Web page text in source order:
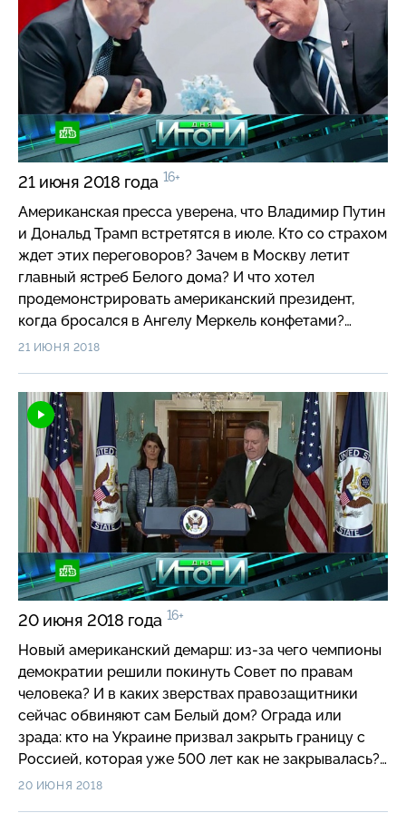
дня». Капитан Джек Воробей на мели. Джонни Депп
признался, что лишился своего состояния. Куда
можно было деть 650 миллионов долларов? И как
в этой истории замешана сестра Деппа и его
помощники? Новый старый президент: Реджеп
Тайип Эрдоган, несмотря на давление оппозиции,
побеждает на турецких выборах. Что говорят о его
новом сроке? И какое он сделал первое заявление?
21 июня 2018 года 16+
Американская пресса уверена, что Владимир Путин
и Дональд Трамп встретятся в июле. Кто со страхом
ждет этих переговоров? Зачем в Москву летит
главный ястреб Белого дома? И что хотел
продемонстрировать американский президент,
когда бросался в Ангелу Меркель конфетами?
Киевский тупик: почему Украина решила атаковать
прошлое и отрекаться от всего русского — языка,
названий городов и культуры? Смертельная авария
в центре Москвы: почему ничто не может
остановить лихачей-мажоров? И как виновники
страшного ДТП связаны со скандально известной
Марой Багдасарян? Обыкновенные потомки
нацизма: почему накануне годовщины начала
Великой Отечественной войны в Европе появились
те, кто гордится нацистским прошлым? Кто не
стесняется своих берлинских дедушек, а кто даже
мечтает доказать свое родство с Адольфом
Гитлером? «Дети Рейха» — специальный репортаж
программы «Итоги дня».
21 ИЮНЯ 2018
20 июня 2018 года 16+
Новый американский демарш: из-за чего чемпионы
демократии решили покинуть Совет по правам
человека? И в каких зверствах правозащитники
сейчас обвиняют сам Белый дом? Ограда или
зрада: кто на Украине призвал закрыть границу с
Россией, которая уже 500 лет как не закрывалась?
И во что это обойдется стране, в кторой
20 ИЮНЯ 2018